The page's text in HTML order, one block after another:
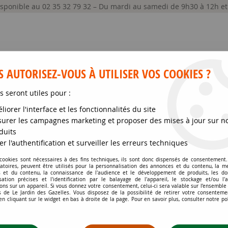
au 02 35 32 79 32 – Du mardi au samedi de 9h30 à 12h
GRAINES ET SEMENCES MATÉRIELS
fleurs decoratives Mélanges de
MÉLANGES DE
Soyez le premier à donner
AUTORISEZ-VOUS À UTILISER VOS COOKIES ?
seront utiles pour :
l'interface et les fonctionnalités du site
les campagnes marketing et proposer des mises à jour sur
l'authentification et surveiller les erreurs techniques
sont nécessaires à des fins techniques, ils sont donc dispensés de
peuvent être utilisés pour la personnalisation des annonces et du contenu, la
et du contenu, la connaissance de l'audience et le développement de produits, les
précises et l'identification par le balayage de l'appareil, le stockage et/ou
sur un appareil. Si vous donnez votre consentement, celui-ci sera valable sur l’ensemble
de Le Jardin des Gazelles. Vous disposez de la possibilité de retirer votre
cliquant sur le widget en bas à droite de la page. Pour en savoir plus, consulter notre